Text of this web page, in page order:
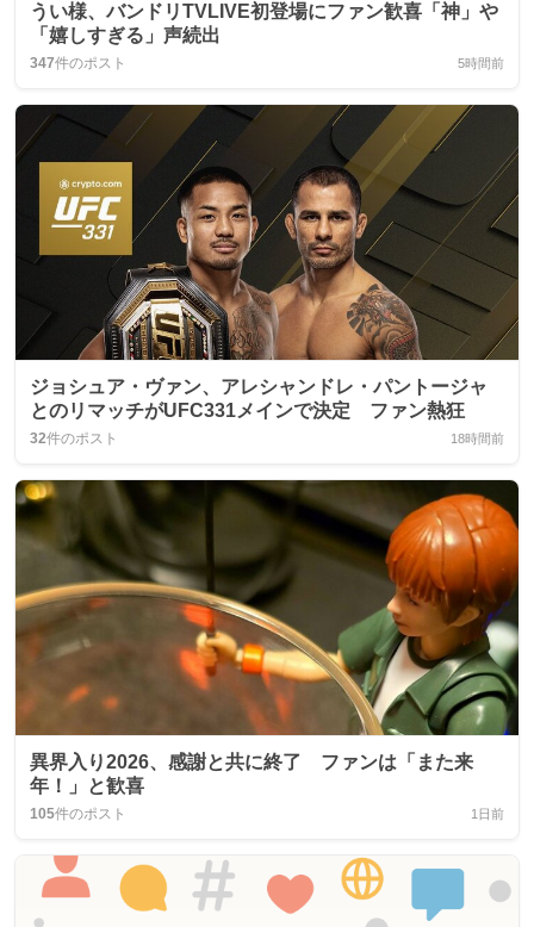
うい様、バンドリTVLIVE初登場にファン歓喜「神」や
「嬉しすぎる」声続出
347件のポスト 5時間前
ジョシュア・ヴァン、アレシャンドレ・パントージャ
とのリマッチがUFC331メインで決定 ファン熱狂
32件のポスト 18時間前
異界入り2026、感謝と共に終了 ファンは「また来
年！」と歓喜
105件のポスト 1日前